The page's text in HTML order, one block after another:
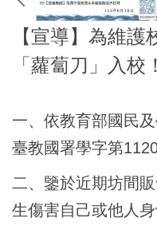
【宣導】為維
「蘿蔔刀」入校！
一、依教育部國民
臺教國署學字第
二、鑒於近期坊間
生傷害自己或他人